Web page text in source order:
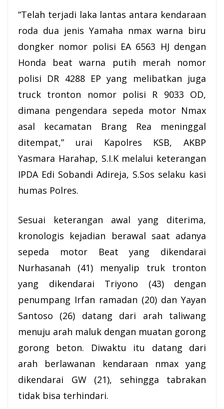
“Telah terjadi laka lantas antara kendaraan
roda dua jenis Yamaha nmax warna biru
dongker nomor polisi EA 6563 HJ dengan
Honda beat warna putih merah nomor
polisi DR 4288 EP yang melibatkan juga
truck tronton nomor polisi R 9033 OD,
dimana pengendara sepeda motor Nmax
asal kecamatan Brang Rea meninggal
ditempat,” urai Kapolres KSB, AKBP
Yasmara Harahap, S.I.K melalui keterangan
IPDA Edi Sobandi Adireja, S.Sos selaku kasi
humas Polres.
Sesuai keterangan awal yang diterima,
kronologis kejadian berawal saat adanya
sepeda motor Beat yang dikendarai
Nurhasanah (41) menyalip truk tronton
yang dikendarai Triyono (43) dengan
penumpang Irfan ramadan (20) dan Yayan
Santoso (26) datang dari arah taliwang
menuju arah maluk dengan muatan gorong
gorong beton. Diwaktu itu datang dari
arah berlawanan kendaraan nmax yang
dikendarai GW (21), sehingga tabrakan
tidak bisa terhindari.